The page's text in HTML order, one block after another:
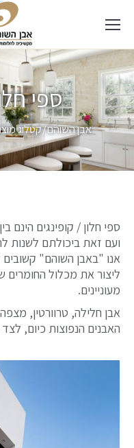
ספי
אבן השוהם קטלוג
ספי חלון / קופינגים הינם
ועם זאת ביכולתם לשנות
אנו "באבן השוהם"
ליצור את מכלול
מעוניינים.
אבן חלילה, טרוורטין,
האבנים הנפוצות כיום,